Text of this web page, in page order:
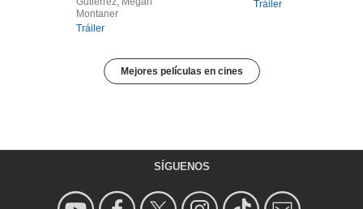
Montaner
Tráiler
Tráiler
Mejores películas en cines
SÍGUENOS